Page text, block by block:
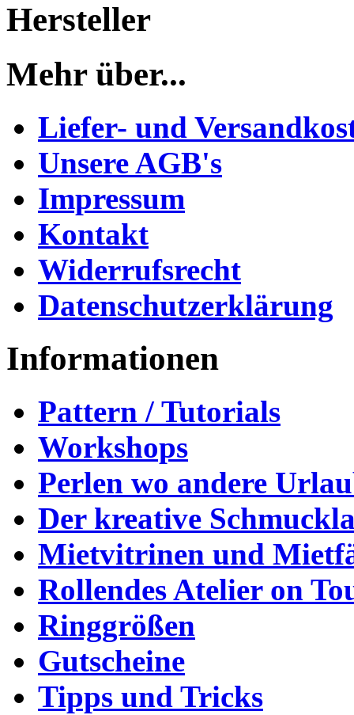
Hersteller
Mehr über...
Liefer- und
Unsere AGB's
Impressum
Kontakt
Widerrufsrecht
Datenschutzerklärung
Informationen
Pattern / Tutorials
Workshops
Perlen wo andere
Der kreative
Mietvitrinen und
Rollendes Atelier on
Ringgrößen
Gutscheine
Tipps und Tricks